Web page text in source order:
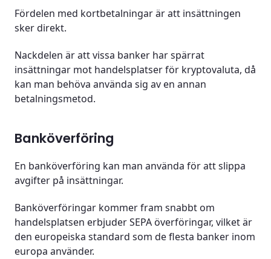
Fördelen med kortbetalningar är att insättningen
sker direkt.
Nackdelen är att vissa banker har spärrat
insättningar mot handelsplatser för kryptovaluta, då
kan man behöva använda sig av en annan
betalningsmetod.
Banköverföring
En banköverföring kan man använda för att slippa
avgifter på insättningar.
Banköverföringar kommer fram snabbt om
handelsplatsen erbjuder SEPA överföringar, vilket är
den europeiska standard som de flesta banker inom
europa använder.